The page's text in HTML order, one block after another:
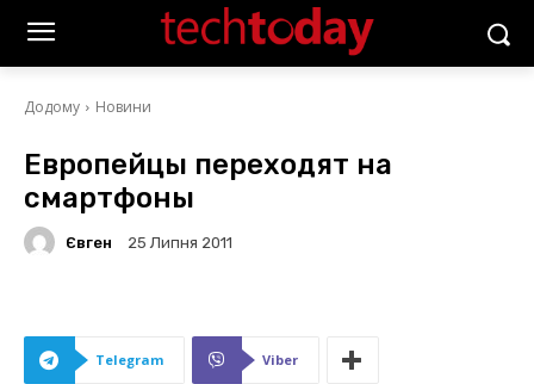
Додому Новини
Европейцы переходят на
смартфоны
Євген 25 Липня 2011
Telegram Viber